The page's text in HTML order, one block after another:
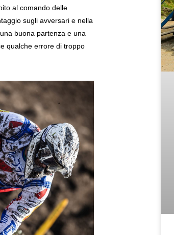
al comando delle
sugli avversari e nella
buona partenza e una
qualche errore di troppo